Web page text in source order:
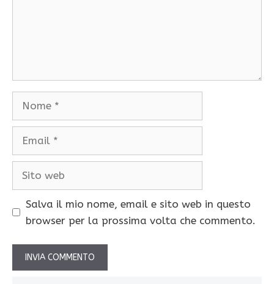
Salva il mio nome, email e sito web in questo
browser per la prossima volta che commento.